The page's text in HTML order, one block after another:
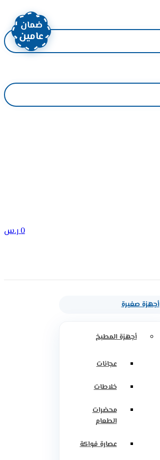
0ر.س
أجهزة صغيرة
أجهزة المطبخ
عجانات
خلاطات
محضرات
الطعام
عصارة فواكة
ضمان
عامين